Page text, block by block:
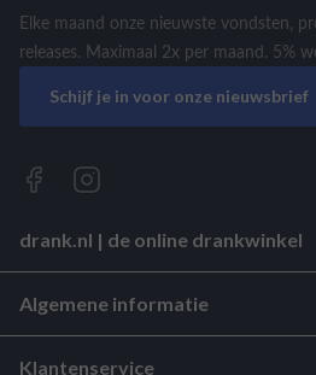
drank.nl | de online drankwinkel
Algemene informatie
Klantenservice
Elke maand onze nieuwste vondsten,
releases. Maximaal 2x per maand. 5%
Schijf je in voor onze nieuwsbrief